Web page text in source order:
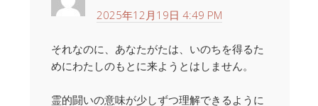
2025年12月19日 4:49 PM
それなのに、あなたがたは、いのちを得るた
めにわたしのもとに来ようとはしません。
霊的闘いの意味が少しずつ理解できるように